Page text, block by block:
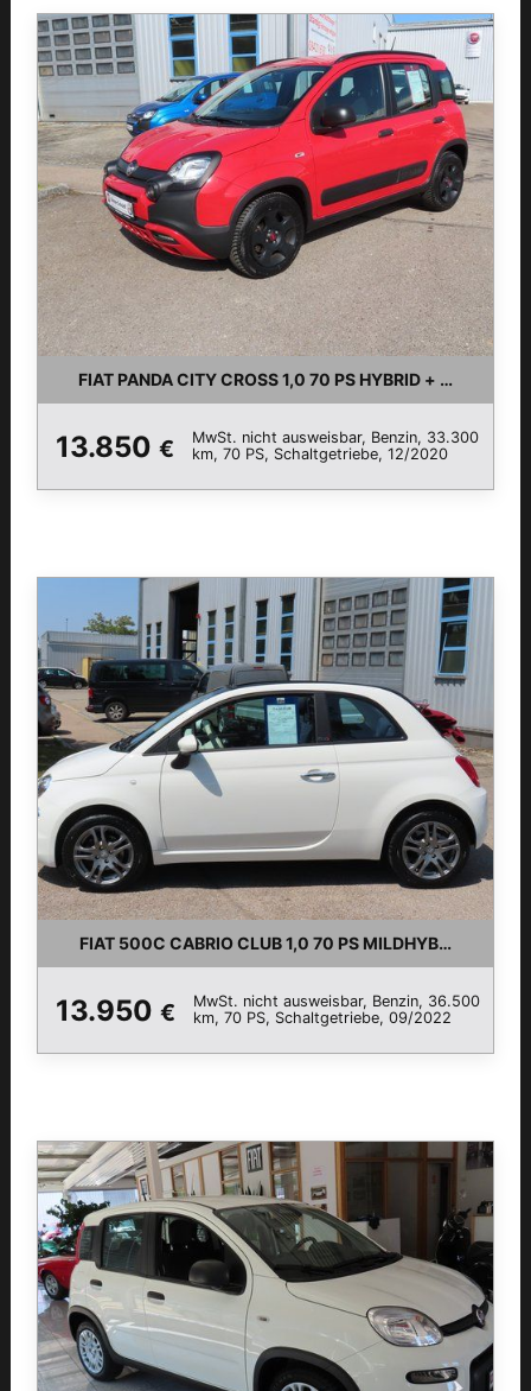
FIAT PANDA CITY CROSS 1,0 70 PS HYBRID +
13.850 €
MwSt. nicht ausweisbar, Benzin, 33.300
km, 70 PS, Schaltgetriebe, 12/2020
FIAT 500C CABRIO CLUB 1,0 70 PS MILDHYBRID
13.950 €
MwSt. nicht ausweisbar, Benzin, 36.500
km, 70 PS, Schaltgetriebe, 09/2022